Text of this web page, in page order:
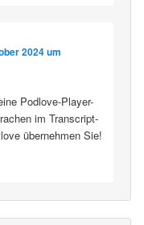
2024 um
Podlove-Player-
im Transcript-
übernehmen Sie!